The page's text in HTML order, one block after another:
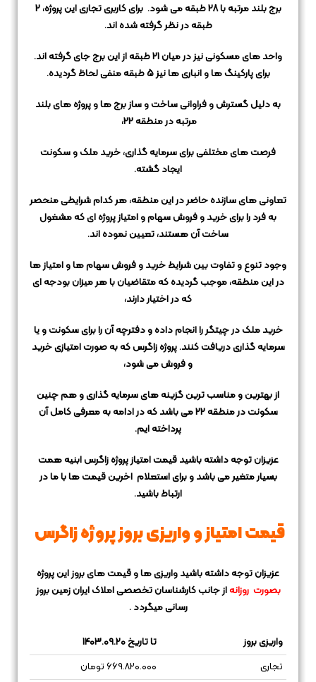
برج بلند مرتبه با 28 طبقه می شود.
برای کاربری تجاری این پروژه، 2
طبقه در نظر گرفته شده اند.
واحد های مسکونی نیز در میان 21 طبقه از این برج جای گرفته اند.
برای پارکینگ ها و انباری ها نیز 5 طبقه منفی لحاظ گردیده.
به دلیل گسترش و فراوانی ساخت و ساز برج ها و پروژه های بلند
مرتبه در منطقه 22،
فرصت های مختلفی برای سرمایه گذاری، خرید ملک و سکونت
ایجاد گشته.
تعاونی های سازنده حاضر در این منطقه، هر کدام شرایطی منحصر
به فرد را برای خرید و فروش سهام و امتیاز پروژه ای که مشغول
ساخت آن هستند،تعیین نموده اند.
وجود تنوع و تفاوت بین شرایط خرید و فروش سهام ها و امتیاز ها
در این منطقه، موجب گردیدهکه متقاضیان با هر میزان بودجه ای
که در اختیار دارند،
خرید ملک در چیتگر را انجام داده و دفترچه آن را برای سکونت و یا
سرمایه گذاری دریافت کنند.پروژه زاگرس که به صورت امتیازی خرید
و فروش می شود،
از بهترین و مناسب ترین گزینه های سرمایه گذاریو هم چنین
سکونت در منطقه 22 می باشد که در ادامه به معرفی کامل آن
پرداخته ایم.
عزیزان توجه داشته باشید قیمت امتیاز پروژه زاگرس ابنیه همت
بسیار متغیر می باشد و برای استعلام اخرین قیمت ها با ما در
ارتباط باشید.
قیمت امتیاز و واریزی بروز پروژه زاگرس
عزیزان توجه داشته باشید واریزی ها و قیمت های بروز این پروژه
بصورت روزانهاز جانب کارشناسان تخصصی املاک ایران زمین بروز
رسانی میگردد .
واریزی بروز
تا تاریخ 1403.09.20
تجاری
669.820.000 تومان